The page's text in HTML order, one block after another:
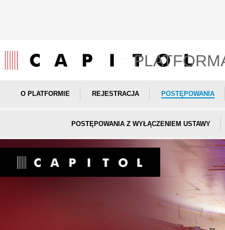
O PLATFORMIE REJESTRACJA POSTĘPOWANIA
POSTĘPOWANIA Z WYŁĄCZENIEM USTAWY